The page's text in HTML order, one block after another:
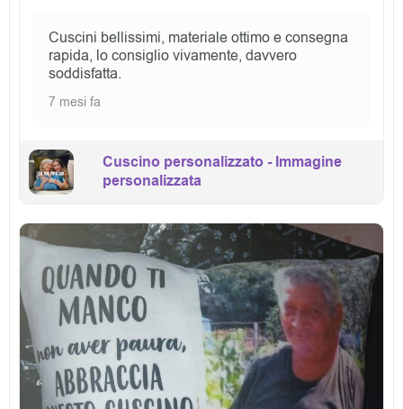
Cuscini bellissimi, materiale ottimo e consegna
rapida, lo consiglio vivamente, davvero
soddisfatta.
7 mesi fa
Cuscino personalizzato - Immagine
personalizzata